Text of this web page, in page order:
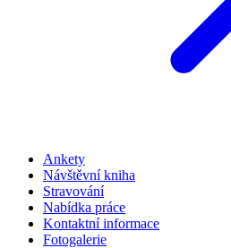
Ankety
Návštěvní kniha
Stravování
Nabídka práce
Kontaktní informace
Fotogalerie